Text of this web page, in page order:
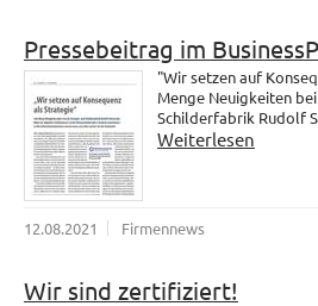
Pressebeitrag im
"Wir setzen auf
Menge Neuigkeiten
Schilderfabrik Rudolf
Weiterlesen
12.08.2021 Firmennews
Wir sind zertifiziert!